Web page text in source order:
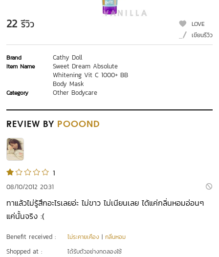
22 รีวิว
LOVE
เขียนรีวิว
Brand Cathy Doll
Item Name
Sweet Dream Absolute
Whitening Vit C 1000+ BB
Body Mask
Category Other Bodycare
REVIEW BY POOOND
1
08/10/2012 20:31
ทาแล้วไม่รู้สึกอะไรเลยอ่ะ ไม่ขาว ไม่เนียนเลย ได้แค่กลิ่นหอมอ่อนๆ
แค่นั้นจริง :(
Benefit received : ไม่ระคายเคือง |กลิ่นหอม
Shopped at : ได้รับตัวอย่างทดลองใช้